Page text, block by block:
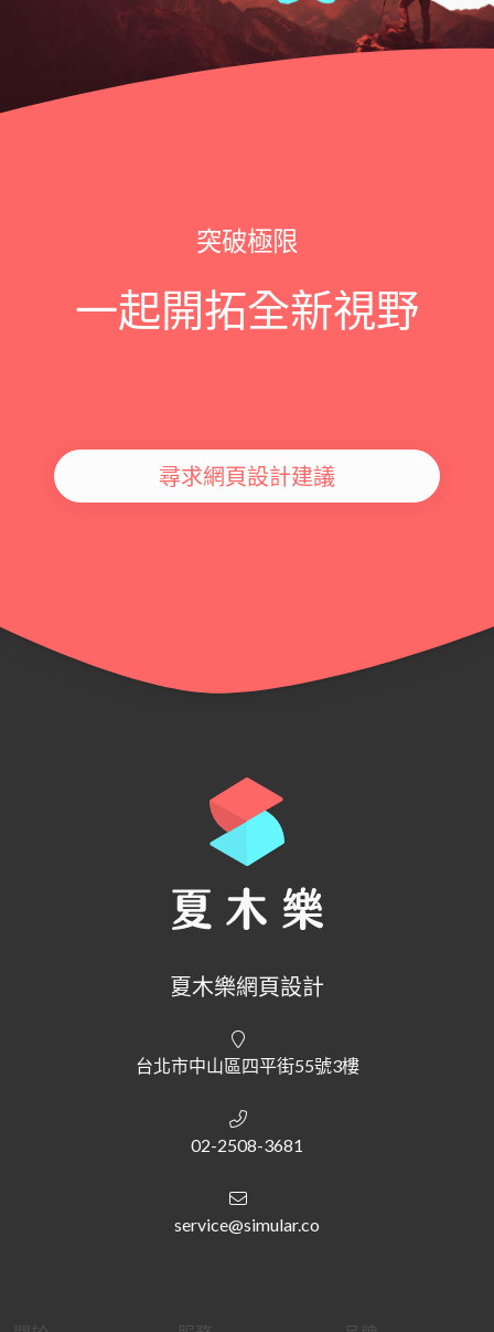
突破極限
一起開拓全新視野
尋求網頁設計建議
夏木樂網頁設計
台北市中山區四平街55號3樓
02-2508-3681
service@simular.co